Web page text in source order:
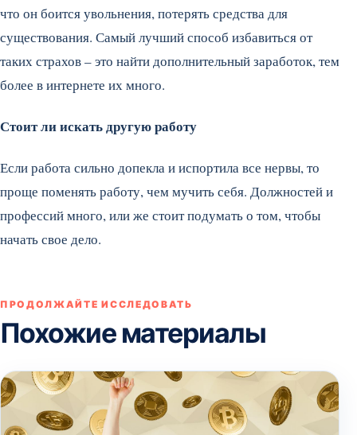
что он боится увольнения, потерять средства для
существования. Самый лучший способ избавиться от
таких страхов – это найти дополнительный заработок, тем
более в интернете их много.
Стоит ли искать другую работу
Если работа сильно допекла и испортила все нервы, то
проще поменять работу, чем мучить себя. Должностей и
профессий много, или же стоит подумать о том, чтобы
начать свое дело.
ПРОДОЛЖАЙТЕ ИССЛЕДОВАТЬ
Похожие материалы